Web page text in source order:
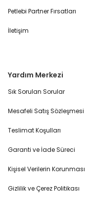
Petlebi Partner Fırsatları
İletişim
Yardım Merkezi
Sık Sorulan Sorular
Mesafeli Satış Sözleşmesi
Teslimat Koşulları
Garanti ve İade Süreci
Kişisel Verilerin Korunması
Gizlilik ve Çerez Politikası